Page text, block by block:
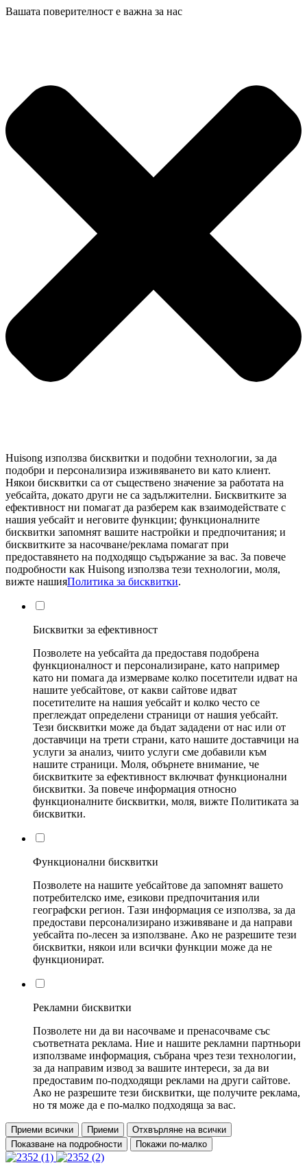
Вашата поверителност е важна за нас
Huisong използва бисквитки и подобни технологии, за да
подобри и персонализира изживяването ви като клиент.
Някои бисквитки са от съществено значение за работата на
уебсайта, докато други не са задължителни. Бисквитките за
ефективност ни помагат да разберем как взаимодействате с
нашия уебсайт и неговите функции; функционалните
бисквитки запомнят вашите настройки и предпочитания; и
бисквитките за насочване/реклама помагат при
предоставянето на подходящо съдържание за вас. За повече
подробности как Huisong използва тези технологии, моля,
вижте нашияПолитика за бисквитки.
Бисквитки за ефективност
Позволете на уебсайта да предоставя подобрена
функционалност и персонализиране, като например
като ни помага да измерваме колко посетители идват на
нашите уебсайтове, от какви сайтове идват
посетителите на нашия уебсайт и колко често се
преглеждат определени страници от нашия уебсайт.
Тези бисквитки може да бъдат зададени от нас или от
доставчици на трети страни, като нашите доставчици на
услуги за анализ, чиито услуги сме добавили към
нашите страници. Моля, обърнете внимание, че
бисквитките за ефективност включват функционални
бисквитки. За повече информация относно
функционалните бисквитки, моля, вижте Политиката за
бисквитки.
Функционални бисквитки
Позволете на нашите уебсайтове да запомнят вашето
потребителско име, езикови предпочитания или
географски регион. Тази информация се използва, за да
предостави персонализирано изживяване и да направи
уебсайта по-лесен за използване. Ако не разрешите тези
бисквитки, някои или всички функции може да не
функционират.
Рекламни бисквитки
Позволете ни да ви насочваме и пренасочваме със
съответната реклама. Ние и нашите рекламни партньори
използваме информация, събрана чрез тези технологии,
за да направим извод за вашите интереси, за да ви
предоставим по-подходящи реклами на други сайтове.
Ако не разрешите тези бисквитки, ще получите реклама,
но тя може да е по-малко подходяща за вас.
Приеми всички Приеми
Отхвърляне на всички
Показване на подробности
Покажи по-малко